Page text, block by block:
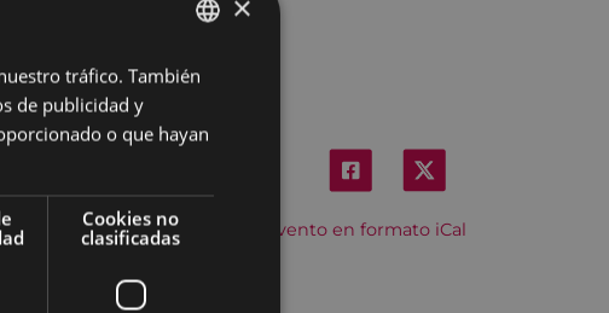
Descargar el evento en formato iCal
BASQUE
tráfico. También
de publicidad y
o que hayan
Cookies no
clasificadas